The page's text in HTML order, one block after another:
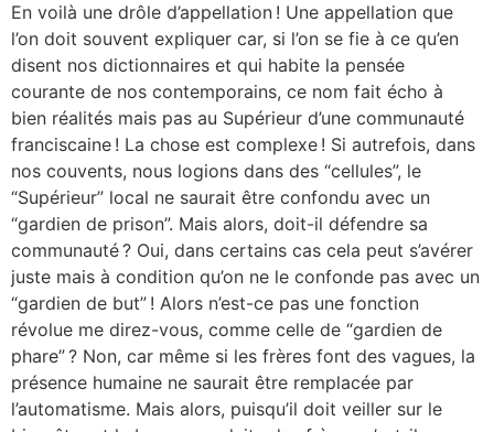
En voilà une drôle d’appellation ! Une appellation que
l’on doit souvent expliquer car, si l’on se fie à ce qu’en
disent nos dictionnaires et qui habite la pensée
courante de nos contemporains, ce nom fait écho à
bien réalités mais pas au Supérieur d’une communauté
franciscaine ! La chose est complexe ! Si autrefois, dans
nos couvents, nous logions dans des “cellules”, le
“Supérieur” local ne saurait être confondu avec un
“gardien de prison”. Mais alors, doit-il défendre sa
communauté ? Oui, dans certains cas cela peut s’avérer
juste mais à condition qu’on ne le confonde pas avec un
“gardien de but” ! Alors n’est-ce pas une fonction
révolue me direz-vous, comme celle de “gardien de
phare” ? Non, car même si les frères font des vagues, la
présence humaine ne saurait être remplacée par
l’automatisme. Mais alors, puisqu’il doit veiller sur le